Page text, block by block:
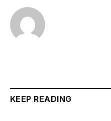
KEEP READING